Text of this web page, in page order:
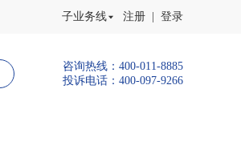
子业务线 注册 | 登录
咨询热线：400-011-8885
投诉电话：400-097-9266